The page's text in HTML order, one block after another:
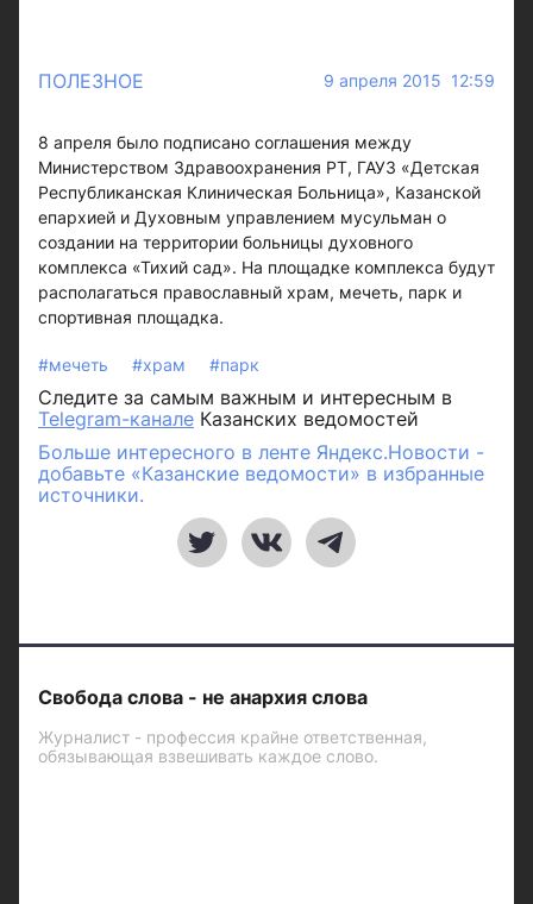
ПОЛЕЗНОЕ 9 апреля 2015 12:59
8 апреля было подписано соглашения между
Министерством Здравоохранения РТ, ГАУЗ «Детская
Республиканская Клиническая Больница», Казанской
епархией и Духовным управлением мусульман о
создании на территории больницы духовного
комплекса «Тихий сад». На площадке комплекса будут
располагаться православный храм, мечеть, парк и
спортивная площадка.
#мечеть #храм #парк
Следите за самым важным и интересным в
Telegram-канале Казанских ведомостей
Больше интересного в ленте Яндекс.Новости -
добавьте «Казанские ведомости» в избранные
источники.
Свобода слова - не анархия слова
Журналист - профессия крайне ответственная,
обязывающая взвешивать каждое слово.